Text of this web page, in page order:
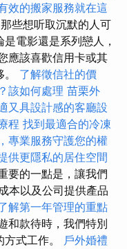
效的搬家服務就在這
那些想听取沉默的人可
電影還是系列戀人，
應該喜歡信用卡或其
了解徵信社的價
該如何處理 苗栗外
又具設計感的客廳設
程 找到最適合的冷凍
專業服務守護您的權
供更隱私的居住空間
要的一點是，讓我們
本以及公司提供產品
解第一年管理的重點
和款待時，我們特別
式工作。 戶外婚禮